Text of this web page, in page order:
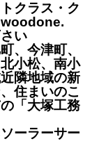
クラス・ク
woodone.
い
、今津町、
小松、南小
隣地域の新
住まいのこ
「大塚工務
ーラーサー